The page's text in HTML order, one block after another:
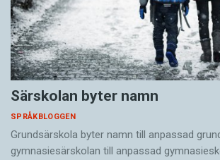
Särskolan byter namn
SPRÅKBLOGGEN
Grundsärskola byter namn till anpassad
gymnasiesärskolan till anpassad